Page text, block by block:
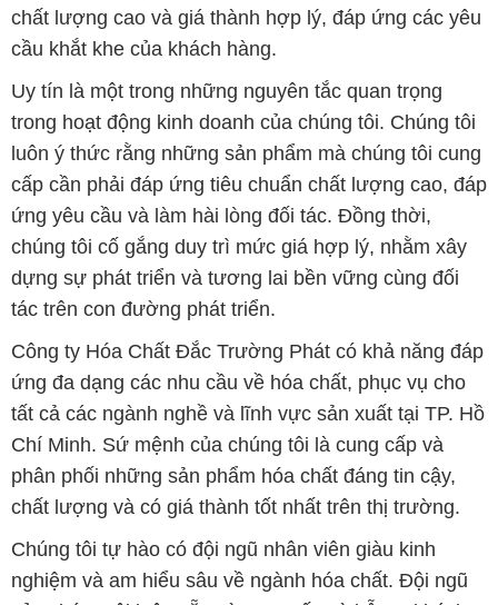
chất lượng cao và giá thành hợp lý, đáp ứng các yêu
cầu khắt khe của khách hàng.
Uy tín là một trong những nguyên tắc quan trọng
trong hoạt động kinh doanh của chúng tôi. Chúng tôi
luôn ý thức rằng những sản phẩm mà chúng tôi cung
cấp cần phải đáp ứng tiêu chuẩn chất lượng cao, đáp
ứng yêu cầu và làm hài lòng đối tác. Đồng thời,
chúng tôi cố gắng duy trì mức giá hợp lý, nhằm xây
dựng sự phát triển và tương lai bền vững cùng đối
tác trên con đường phát triển.
Công ty Hóa Chất Đắc Trường Phát có khả năng đáp
ứng đa dạng các nhu cầu về hóa chất, phục vụ cho
tất cả các ngành nghề và lĩnh vực sản xuất tại TP. Hồ
Chí Minh. Sứ mệnh của chúng tôi là cung cấp và
phân phối những sản phẩm hóa chất đáng tin cậy,
chất lượng và có giá thành tốt nhất trên thị trường.
Chúng tôi tự hào có đội ngũ nhân viên giàu kinh
nghiệm và am hiểu sâu về ngành hóa chất. Đội ngũ